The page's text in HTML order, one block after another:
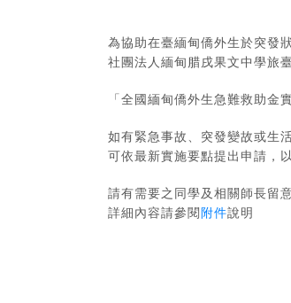
為協助在臺緬甸僑外生於突發
社團法人緬甸腊戌果文中學旅
「全國緬甸僑外生急難救助金
如有緊急事故、突發變故或生
可依最新實施要點提出申請，
請有需要之同學及相關師長留
詳細內容請參閱附件說明